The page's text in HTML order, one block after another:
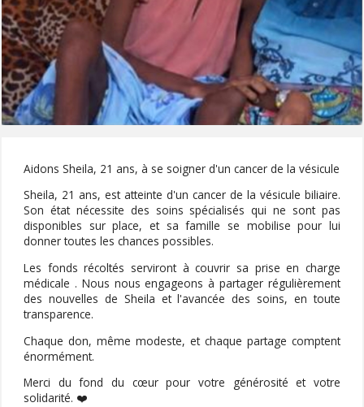
Aidons Sheila, 21 ans, à se soigner d'un cancer de la vésicule
Sheila, 21 ans, est atteinte d'un cancer de la vésicule biliaire.
Son état nécessite des soins spécialisés qui ne sont pas
disponibles sur place, et sa famille se mobilise pour lui
donner toutes les chances possibles.
Les fonds récoltés serviront à couvrir sa prise en charge
médicale . Nous nous engageons à partager régulièrement
des nouvelles de Sheila et l'avancée des soins, en toute
transparence.
Chaque don, même modeste, et chaque partage comptent
énormément.
Merci du fond du cœur pour votre générosité et votre
solidarité. ❤️